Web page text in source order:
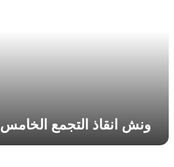
ع
ونش انقاذ التجمع الخامس